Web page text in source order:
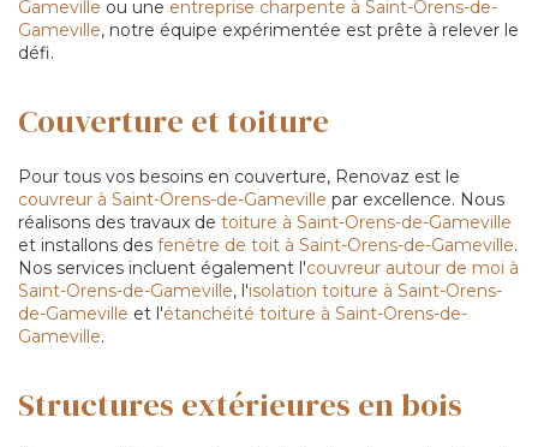
Gameville ou une entreprise charpente à Saint-Orens-de-
Gameville, notre équipe expérimentée est prête à relever le
défi.
Couverture et toiture
Pour tous vos besoins en couverture, Renovaz est le
couvreur à Saint-Orens-de-Gameville par excellence. Nous
réalisons des travaux de toiture à Saint-Orens-de-Gameville
et installons des fenêtre de toit à Saint-Orens-de-Gameville.
Nos services incluent également l'couvreur autour de moi à
Saint-Orens-de-Gameville, l'isolation toiture à Saint-Orens-
de-Gameville et l'étanchéité toiture à Saint-Orens-de-
Gameville.
Structures extérieures en bois